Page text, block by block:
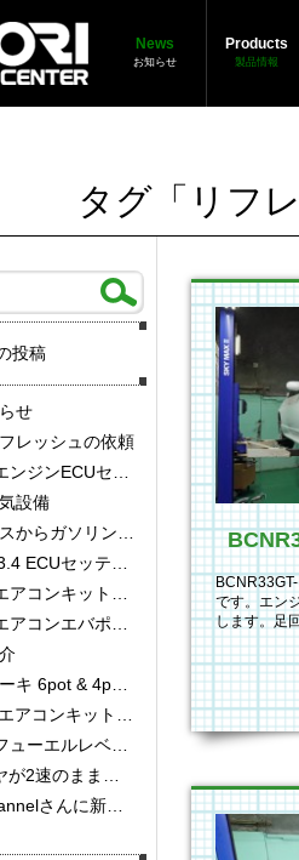
News
お知らせ
Products
製品情報
タグ「リフ
です。エン
します。足
ーを始め
投稿
せ
レッシュの依頼
セッティング調整
設備
らガソリン漏れ
セッティング
キット新発売！！
レーターを新発売！！
4potオーバーホール
ットタイプⅡ取り付け
ルセンサー新発売！！
ま変速しない！！
紹介していただきました!!